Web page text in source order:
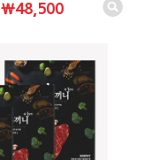
₩48,500